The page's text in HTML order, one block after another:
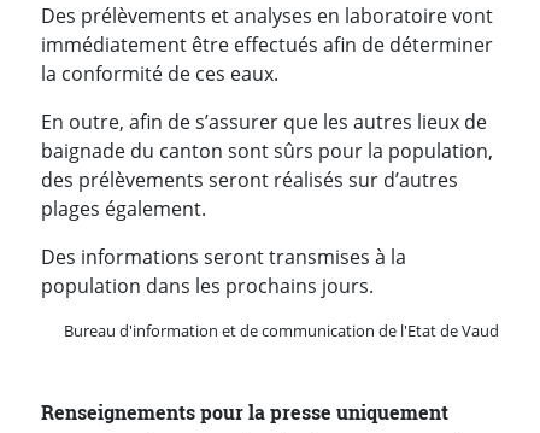
Des prélèvements et analyses en laboratoire vont
immédiatement être effectués afin de déterminer
la conformité de ces eaux.
En outre, afin de s’assurer que les autres lieux de
baignade du canton sont sûrs pour la population,
des prélèvements seront réalisés sur d’autres
plages également.
Des informations seront transmises à la
population dans les prochains jours.
Bureau d'information et de communication de l'Etat de Vaud
Renseignements pour la presse uniquement